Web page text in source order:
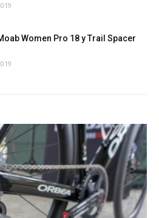
Women Pro 18 y Trail Spacer